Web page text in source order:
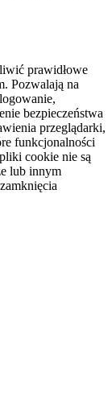
prawidłowe
Pozwalają na
bezpieczeństwa
przeglądarki,
funkcjonalności
cookie nie są
lub innym